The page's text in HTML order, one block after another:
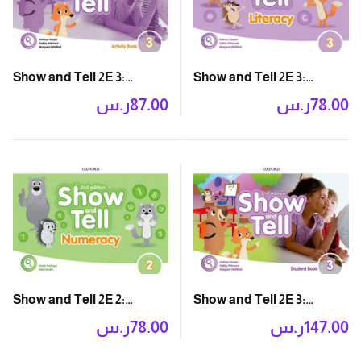
Show and Tell 2E 3:
ر.س78.00
Show and Tell 2E 3:
ر.س87.00
Show and Tell 2E 3:
Student Book Pack
ر.س147.00
Show and Tell 2E 2:
ر.س78.00